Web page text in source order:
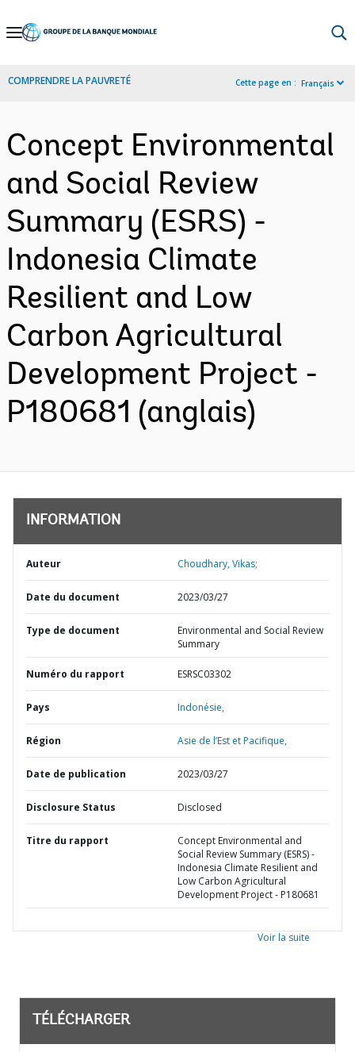
Skip
Navigation
COMPRENDRE LA PAUVRETÉ Cette page en : Français
Concept Environmental
and Social Review
Summary (ESRS) -
Indonesia Climate
Resilient and Low
Carbon Agricultural
Development Project -
P180681 (anglais)
INFORMATION
Auteur Choudhary, Vikas;
Date du document 2023/03/27
Type de document
Environmental and Social Review
Summary
Numéro du rapport ESRSC03302
Pays Indonésie,
Région Asie de l’Est et Pacifique,
Date de publication 2023/03/27
Disclosure Status Disclosed
Titre du rapport
Concept Environmental and
Social Review Summary (ESRS) -
Indonesia Climate Resilient and
Low Carbon Agricultural
Development Project - P180681
Voir la suite
TÉLÉCHARGER